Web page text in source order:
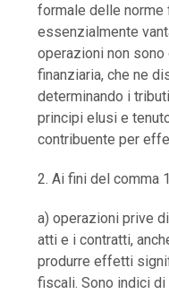
formale delle norme
essenzialmente
operazioni non sono
finanziaria, che ne
determinando i
principi elusi e
contribuente per
2. Ai fini del comma
a) operazioni prive
atti e i contratti,
produrre effetti
fiscali. Sono indici